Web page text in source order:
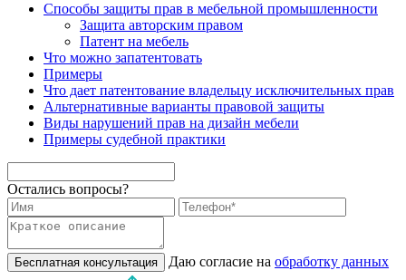
Способы защиты прав в мебельной промышленности
Защита авторским правом
Патент на мебель
Что можно запатентовать
Примеры
Что дает патентование владельцу исключительных прав
Альтернативные варианты правовой защиты
Виды нарушений прав на дизайн мебели
Примеры судебной практики
Остались вопросы?
Бесплатная консультация Даю согласие на обработку данных